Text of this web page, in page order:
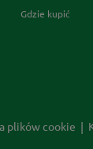
Gdzie kupić
plików cookie